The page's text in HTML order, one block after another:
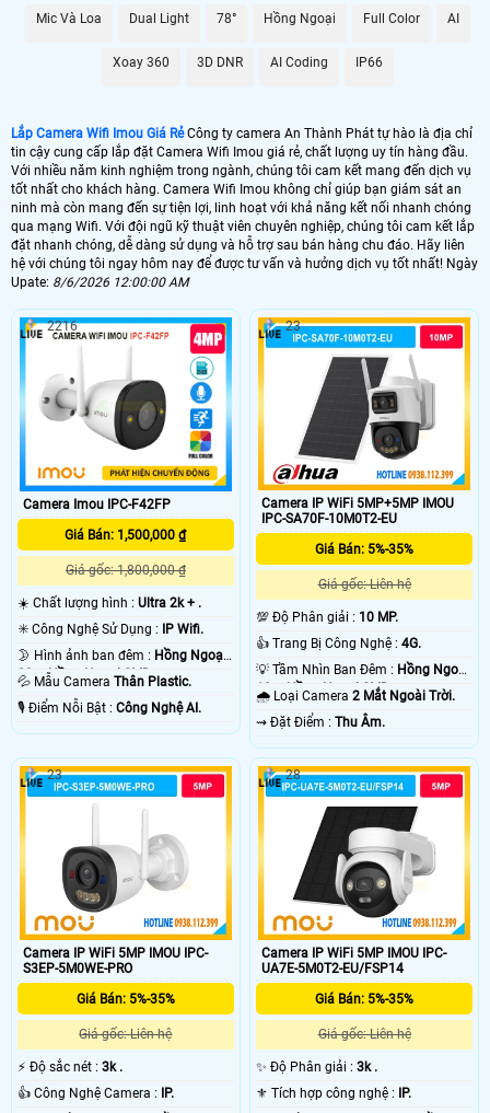
Ngoài Trời IMOU IPC-
0938.112.399
IPC-K2MP-5H1WE 5MP
K2MP-5H1WE 5MP
Camera Trong Nhà IMOU
IPC-K2MP-3H1WE 3MP
925.000đ IPC-
K2MP-3H1WE 3MP
Camera Trong Nhà IMOU
IPC-F52P 5MP
1.475.000đ IMOU
IPC-F52P 5MP
Camera Ngoài Trời IMOU
IPC-F32P 3MP
1,200,000 VNĐ
IMOU IPC-F32P
Những điều bạn cần biết về camera wifi Imou:
Giới thiệu về camera wifi IMOU.
Tính năng nổi bật của camera wifi IMOU.
Lắp đặt và sử dụng camera wifi IMOU hiệu quả.
Mic Và Loa Dual Light 78° Hồng Ngoại Full Color AI
Xoay 360 3D DNR AI Coding IP66
Lắp Camera Wifi Imou Giá RẻCông ty camera An Thành Phát tự hào là địa chỉ
tin cậy cung cấp lắp đặt Camera Wifi Imou giá rẻ, chất lượng uy tín hàng đầu.
Với nhiều năm kinh nghiệm trong ngành, chúng tôi cam kết mang đến dịch vụ
tốt nhất cho khách hàng. Camera Wifi Imou không chỉ giúp bạn giám sát an
ninh mà còn mang đến sự tiện lợi, linh hoạt với khả năng kết nối nhanh chóng
qua mạng Wifi. Với đội ngũ kỹ thuật viên chuyên nghiệp, chúng tôi cam kết lắp
đặt nhanh chóng, dễ dàng sử dụng và hỗ trợ sau bán hàng chu đáo. Hãy liên
hệ với chúng tôi ngay hôm nay để được tư vấn và hưởng dịch vụ tốt nhất! Ngày
Upate: 8/6/2026 12:00:00 AM
Camera Imou IPC-F42FP
Giá Bán: 1,500,000 ₫
Giá gốc: 1,800,000 ₫
☀️ Chất lượng hình : Ultra 2k + .
✳️ Công Nghệ Sử Dụng : IP Wifi.
🌛 Hình ảnh ban đêm : Hồng Ngoại
30m Hồng Ngoại SMD.
💦 Mẫu Camera Thân Plastic.
️🎙 Điểm Nỗi Bật : Công Nghệ AI.
2216
Camera IP WiFi 5MP+5MP IMOU
IPC-SA70F-10M0T2-EU
Giá Bán: 5%-35%
Giá gốc: Liên hệ
💯 Độ Phân giải : 10 MP.
👍 Trang Bị Công Nghệ :4G.
💡 Tầm Nhìn Ban Đêm : Hồng Ngoại
10m Hồng Ngoại SMD.
🌧️ Loại Camera2 Mắt Ngoài Trời.
️⇝ Đặt Điểm :Thu Âm.
23
Camera IP WiFi 5MP IMOU IPC-
S3EP-5M0WE-PRO
Giá Bán: 5%-35%
Giá gốc: Liên hệ
️⚡ Độ sắc nét : 3k .
👍 Công Nghệ Camera : IP.
23
Camera IP WiFi 5MP IMOU IPC-
UA7E-5M0T2-EU/FSP14
Giá Bán: 5%-35%
Giá gốc: Liên hệ
✨ Độ Phân giải :3k .
⚜️ Tích hợp công nghệ : IP.
28